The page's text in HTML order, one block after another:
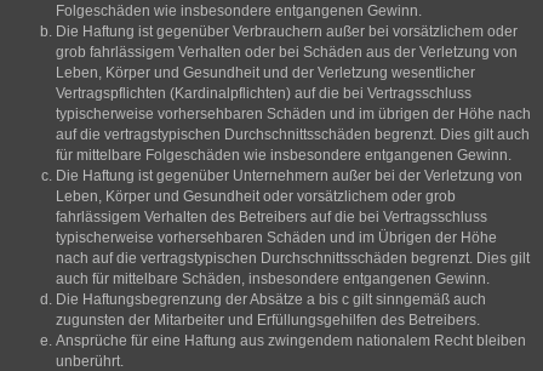
Folgeschäden wie insbesondere entgangenen Gewinn.
Die Haftung ist gegenüber Verbrauchern außer bei vorsätzlichem oder
grob fahrlässigem Verhalten oder bei Schäden aus der Verletzung von
Leben, Körper und Gesundheit und der Verletzung wesentlicher
Vertragspflichten (Kardinalpflichten) auf die bei Vertragsschluss
typischerweise vorhersehbaren Schäden und im übrigen der Höhe nach
auf die vertragstypischen Durchschnittsschäden begrenzt. Dies gilt auch
für mittelbare Folgeschäden wie insbesondere entgangenen Gewinn.
Die Haftung ist gegenüber Unternehmern außer bei der Verletzung von
Leben, Körper und Gesundheit oder vorsätzlichem oder grob
fahrlässigem Verhalten des Betreibers auf die bei Vertragsschluss
typischerweise vorhersehbaren Schäden und im Übrigen der Höhe
nach auf die vertragstypischen Durchschnittsschäden begrenzt. Dies gilt
auch für mittelbare Schäden, insbesondere entgangenen Gewinn.
Die Haftungsbegrenzung der Absätze a bis c gilt sinngemäß auch
zugunsten der Mitarbeiter und Erfüllungsgehilfen des Betreibers.
Ansprüche für eine Haftung aus zwingendem nationalem Recht bleiben
unberührt.